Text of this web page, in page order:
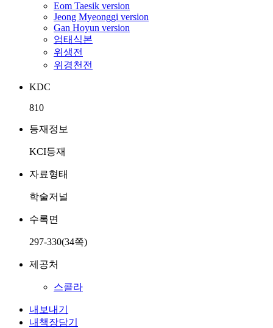
Eom Taesik version
Jeong Myeonggi version
Gan Hoyun version
엄태식본
위생전
위경천전
KDC
810
등재정보
KCI등재
자료형태
학술저널
수록면
297-330(34쪽)
제공처
스콜라
내보내기
내책장담기